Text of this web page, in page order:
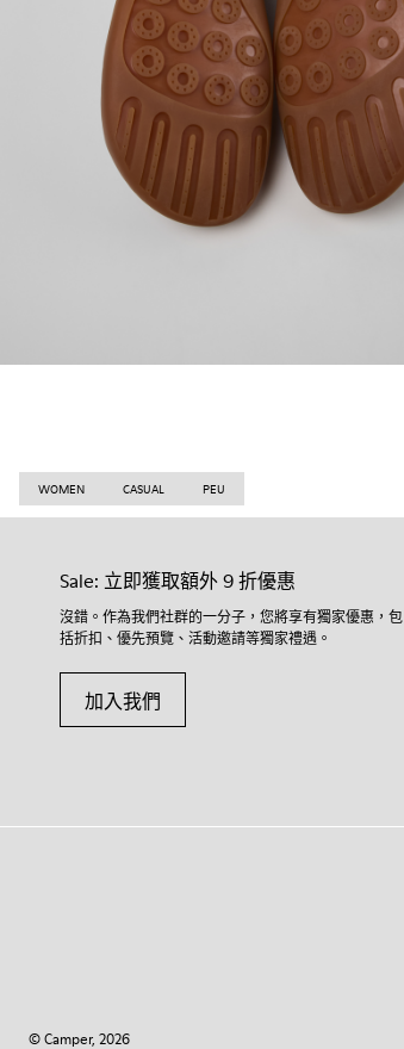
WOMEN CASUAL PEU
Sale: 立即獲取額外 9 折優惠
沒錯。作為我們社群的一分子，您將享有獨家優惠，包
括折扣、優先預覽、活動邀請等獨家禮遇。
加入我們
© Camper, 2026